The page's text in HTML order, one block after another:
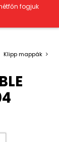
fogjuk
Klipp mappák